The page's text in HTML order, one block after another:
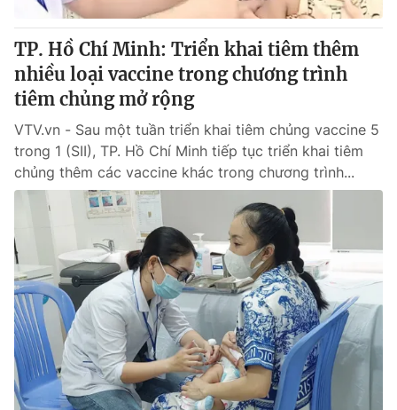
® Cấm sao chép dưới mọi hình thức nếu không có sự chấp
thuận bằng văn bản. Ghi rõ nguồn VTV.vn khi phát hành lại
thông tin từ website này.
TP. Hồ Chí Minh: Triển khai tiêm thêm
nhiều loại vaccine trong chương trình
tiêm chủng mở rộng
VTV.vn - Sau một tuần triển khai tiêm chủng vaccine 5
trong 1 (SII), TP. Hồ Chí Minh tiếp tục triển khai tiêm
chủng thêm các vaccine khác trong chương trình...